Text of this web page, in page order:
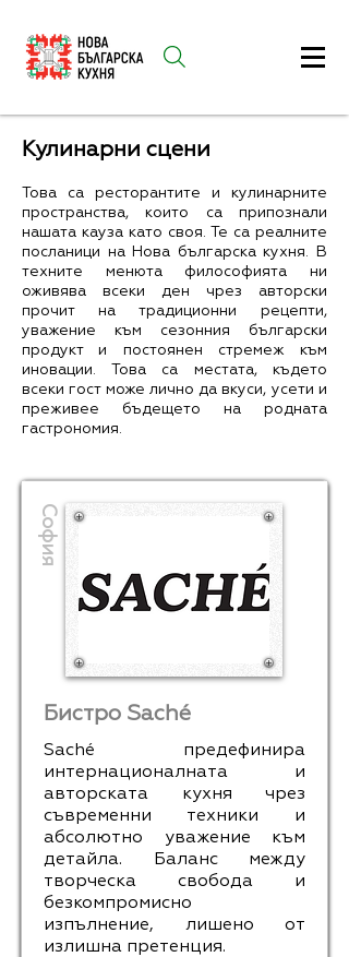
Кулинарни сцени
Това са ресторантите и кулинарните
пространства, които са припознали
нашата кауза като своя. Те са реалните
посланици на Нова българска кухня. В
техните менюта философията ни
оживява всеки ден чрез авторски
прочит на традиционни рецепти,
уважение към сезонния български
продукт и постоянен стремеж към
иновации. Това са местата, където
всеки гост може лично да вкуси, усети и
преживее бъдещето на родната
гастрономия.
София
Бистро Saché
Saché предефинира
интернационалната и
авторската кухня чрез
съвременни техники и
абсолютно уважение към
детайла. Баланс между
творческа свобода и
безкомпромисно
изпълнение, лишено от
излишна претенция.